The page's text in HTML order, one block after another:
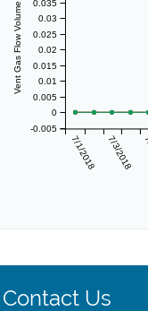
7/1/2018 7/3/2018
Vent Gas Flow Volume (scf/day)
-0.005
0
0.005
0.01
0.015
0.02
0.025
0.03
0.035
Contact Us